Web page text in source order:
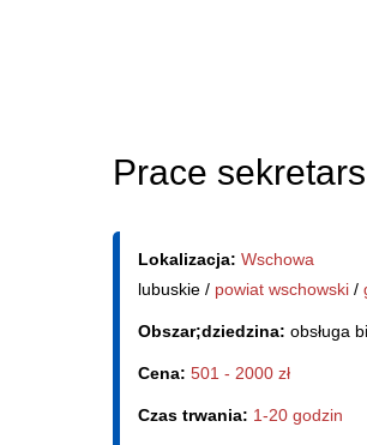
Prace
Lokalizacja: Wschowa
lubuskie / powiat wschowski /
Obszar;dziedzina: obsługa
Cena: 501 - 2000 zł
Czas trwania: 1-20 godzin